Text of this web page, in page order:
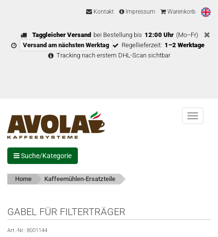
Kontakt Impressum Warenkorb
Taggleicher Versand bei Bestellung bis 12:00 Uhr (Mo–Fr)
Versand am nächsten Werktag
Regellieferzeit: 1–2 Werktage
Tracking nach erstem DHL-Scan sichtbar
Menu
Suche/Kategorie
Home Kaffeemühlen-Ersatzteile
GABEL FÜR FILTERTRÄGER
Art.-Nr.: 8001144